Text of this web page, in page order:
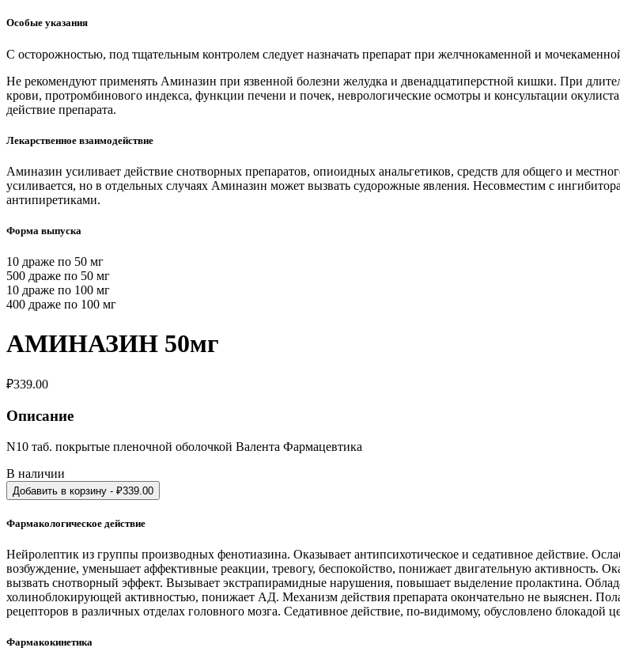
Особые указания
С осторожностью, под тщательным контролем следует назначать препарат при желчнокаменной и
Не рекомендуют применять Аминазин при язвенной болезни желудка и двенадцатиперстной кишки. При
крови, протромбинового индекса, функции печени и почек, неврологические осмотры и консультации
действие препарата.
Лекарственное взаимодействие
Аминазин усиливает действие снотворных препаратов, опиоидных анальгетиков, средств для общего и
усиливается, но в отдельных случаях Аминазин может вызвать судорожные явления. Несовместим с
антипиретиками.
Форма выпуска
10 драже по 50 мг
500 драже по 50 мг
10 драже по 100 мг
400 драже по 100 мг
АМИНАЗИН 50мг
₽339.00
Описание
N10 таб. покрытые пленочной оболочкой Валента Фармацевтика
В наличии
Добавить в корзину - ₽339.00
Фармакологическое действие
Нейролептик из группы производных фенотиазина. Оказывает антипсихотическое и седативное действие.
возбуждение, уменьшает аффективные реакции, тревогу, беспокойство, понижает двигательную активность.
вызвать снотворный эффект. Вызывает экстрапирамидные нарушения, повышает выделение пролактина.
холиноблокирующей активностью, понижает АД. Механизм действия препарата окончательно не выяснен.
рецепторов в различных отделах головного мозга. Седативное действие, по-видимому, обусловлено блокадой
Фармакокинетика